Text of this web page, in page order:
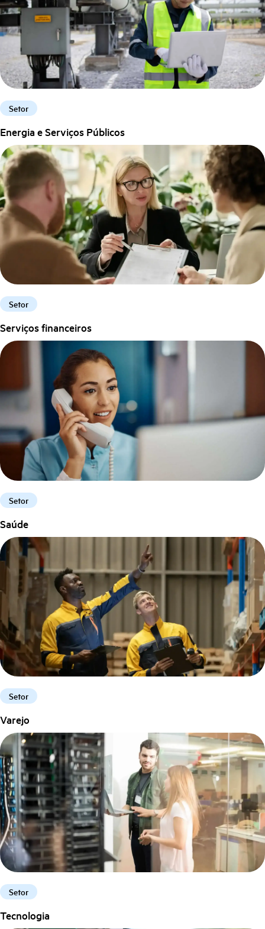
Setor
Energia e Serviços Públicos
Setor
Serviços financeiros
Setor
Saúde
Setor
Varejo
Setor
Tecnologia